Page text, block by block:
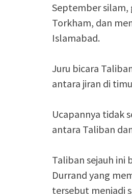
September silam,
Torkham, dan
Islamabad.
Juru bicara
antara jiran di
Ucapannya tidak
antara Taliban
Taliban sejauh ini
Durrand yang
tersebut menjadi